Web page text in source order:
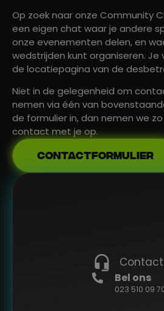
Op zoek naar onze Community
een eigen chat waar je andere
onze evenementen delen, en
wedstrijden kunt organiseren.
de locatiepagina van de
Niet in de gelegenheid om
nemen via één van
de formulier in, dan nemen we
contact met je op.
Contactformulier
Contact
Bel ons
023 510 09